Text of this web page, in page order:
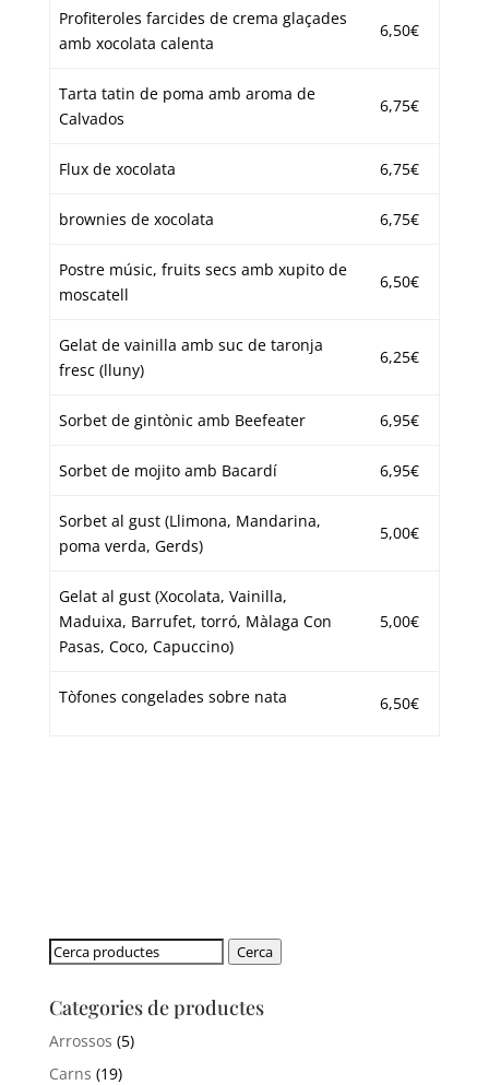
Profiteroles farcides de crema glaçades
amb xocolata calenta
6,50€
Tarta tatin de poma amb aroma de
Calvados
6,75€
Flux de xocolata 6,75€
brownies de xocolata 6,75€
Postre músic, fruits secs amb xupito de
moscatell
6,50€
Gelat de vainilla amb suc de taronja
fresc (lluny)
6,25€
Sorbet de gintònic amb Beefeater 6,95€
Sorbet de mojito amb Bacardí 6,95€
Sorbet al gust (Llimona, Mandarina,
poma verda, Gerds)
5,00€
Gelat al gust (Xocolata, Vainilla,
Maduixa, Barrufet, torró, Màlaga Con
Pasas, Coco, Capuccino)
5,00€
Tòfones congelades sobre nata 6,50€
Cerca: Cerca
Categories de productes
Arrossos (5)
Carns (19)